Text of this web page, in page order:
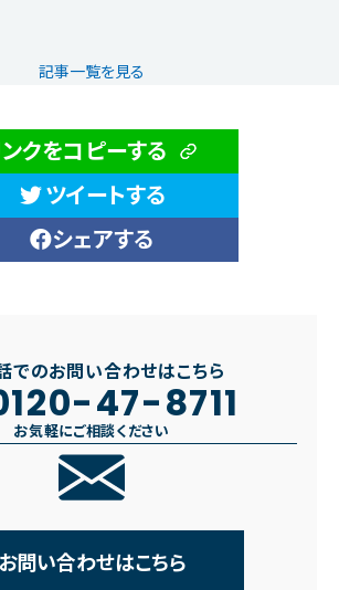
記事一覧を見る
ンクをコピーする
ツイートする
シェアする
でのお問い合わせはこちら
47-8711
お気軽にご相談ください
お問い合わせはこちら